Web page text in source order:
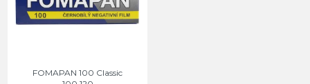
FOMAPAN 100 Classic